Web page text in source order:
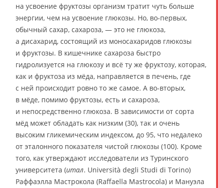
на усвоение фруктозы организм тратит чуть больше
энергии, чем на усвоение глюкозы. Но, во-первых,
обычный сахар, сахароза, — это не глюкоза,
а дисахарид, состоящий из моносахаридов глюкозы
и фруктозы. В кишечнике сахароза быстро
гидролизуется на глюкозу и всё ту же фруктозу, которая,
как и фруктоза из мёда, направляется в печень, где
с ней происходит ровно то же самое. А во-вторых,
в мёде, помимо фруктозы, есть и сахароза,
и непосредственно глюкоза. В зависимости от сорта
мёд может обладать как низким (30), так и очень
высоким гликемическим индексом, до 95, что недалеко
от эталонного показателя чистой глюкозы (100). Кроме
того, как утверждают исследователи из Туринского
университета (итал. Università degli Studi di Torino)
Раффаэлла Мастрокола (Raffaella Mastrocola) и Мануэла